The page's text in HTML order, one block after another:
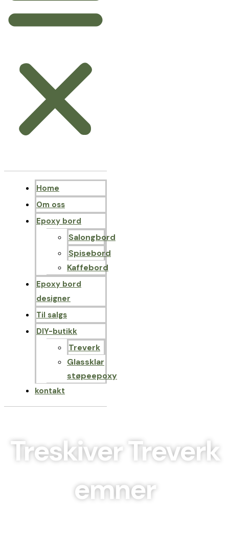
Home
Om oss
Epoxy bord
Salongbord
Spisebord
Kaffebord
Epoxy bord
designer
Til salgs
DIY-butikk
Treverk
Glassklar
støpeepoxy
kontakt
Treskiver Treverk
emner